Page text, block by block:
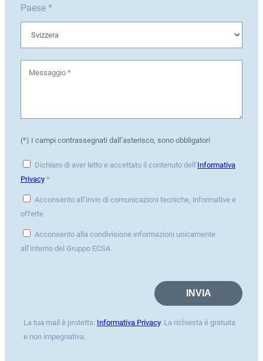
Paese *
(*) I campi contrassegnati dall’asterisco, sono obbligatori
Dichiaro di aver letto e accettato il contenuto dell’Informativa
Privacy*
Acconsento all’invio di comunicazioni tecniche, informative e
offerte
Acconsento alla condivisione informazioni unicamente
all’interno del Gruppo ECSA
La tua mail è protetta: Informativa Privacy. La richiesta è gratuita
e non impegnativa.